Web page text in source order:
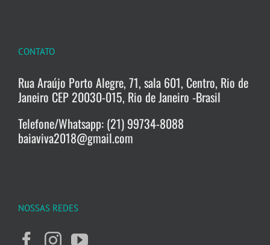
CONTATO
Rua Araújo Porto Alegre, 71, sala 601, Centro, Rio de
Janeiro CEP 20030-015, Rio de Janeiro -Brasil
Telefone/Whatsapp: (21) 99734-8088
baiaviva2018@gmail.com
NOSSAS REDES